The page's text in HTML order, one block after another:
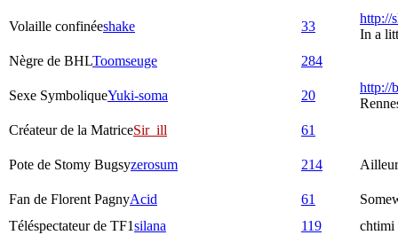
Volaille confinéeshake 33
http://
In a
Nègre de BHLToomseuge 284
Sexe SymboliqueYuki-soma 20
http://
Créateur de la MatriceSir_ill 61
Pote de Stomy Bugsyzerosum 214
Fan de Florent PagnyAcid 61
Téléspectateur de TF1silana 119
chtimi